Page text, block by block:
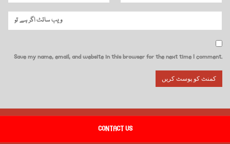
Save my name, email, and website in this browser for the next time I comment.
CONTACT US